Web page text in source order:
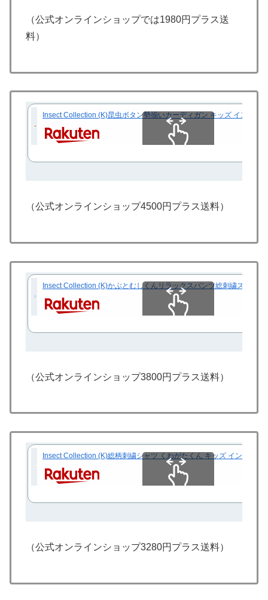
（公式オンラインショップでは1980円プラス送
料）
Insect Collection (K)昆虫ボタン勢揃いカーディガン キッズ インセ
（公式オンラインショップ4500円プラス送料）
Insect Collection (K)かぶとむしくんリラックスパンツ総刺繍ストラ
（公式オンラインショップ3800円プラス送料）
Insect Collection (K)総柄刺繍シャツ くわがたくん キッズ インセク
（公式オンラインショップ3280円プラス送料）